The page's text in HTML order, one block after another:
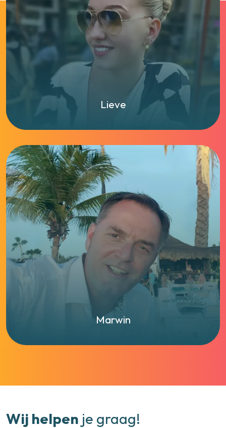
Lieve
Marwin
Wij helpen je graag!